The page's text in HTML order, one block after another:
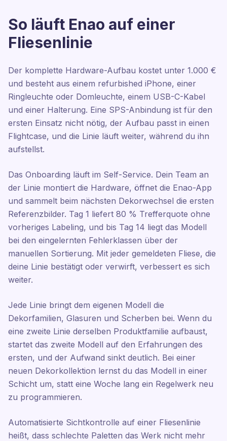
So läuft Enao auf einer
Fliesenlinie
Der komplette Hardware-Aufbau kostet unter 1.000 €
und besteht aus einem refurbished iPhone, einer
Ringleuchte oder Domleuchte, einem USB-C-Kabel
und einer Halterung. Eine SPS-Anbindung ist für den
ersten Einsatz nicht nötig, der Aufbau passt in einen
Flightcase, und die Linie läuft weiter, während du ihn
aufstellst.
Das Onboarding läuft im Self-Service. Dein Team an
der Linie montiert die Hardware, öffnet die Enao-App
und sammelt beim nächsten Dekorwechsel die ersten
Referenzbilder. Tag 1 liefert 80 % Trefferquote ohne
vorheriges Labeling, und bis Tag 14 liegt das Modell
bei den eingelernten Fehlerklassen über der
manuellen Sortierung. Mit jeder gemeldeten Fliese, die
deine Linie bestätigt oder verwirft, verbessert es sich
weiter.
Jede Linie bringt dem eigenen Modell die
Dekorfamilien, Glasuren und Scherben bei. Wenn du
eine zweite Linie derselben Produktfamilie aufbaust,
startet das zweite Modell auf den Erfahrungen des
ersten, und der Aufwand sinkt deutlich. Bei einer
neuen Dekorkollektion lernst du das Modell in einer
Schicht um, statt eine Woche lang ein Regelwerk neu
zu programmieren.
Automatisierte Sichtkontrolle auf einer Fliesenlinie
heißt, dass schlechte Paletten das Werk nicht mehr